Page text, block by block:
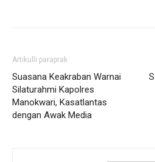
Artikulli paraprak
Suasana Keakraban Warnai
Silaturahmi Kapolres
Manokwari, Kasatlantas
dengan Awak Media